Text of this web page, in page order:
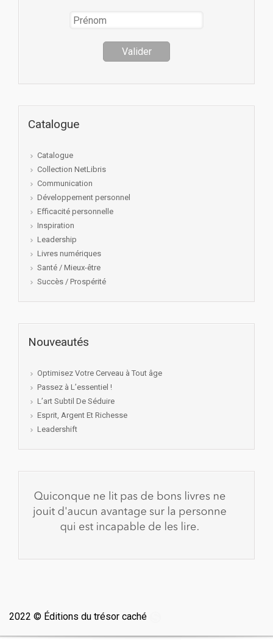
Catalogue
Catalogue
Collection NetLibris
Communication
Développement personnel
Efficacité personnelle
Inspiration
Leadership
Livres numériques
Santé / Mieux-être
Succès / Prospérité
Nouveautés
Optimisez Votre Cerveau à Tout âge
Passez à L’essentiel !
L’art Subtil De Séduire
Esprit, Argent Et Richesse
Leadershift
2022 © Éditions du trésor caché